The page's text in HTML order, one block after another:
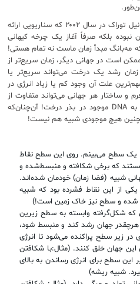
با این نظریه اشتاینهارد به همراه نیل توراک در سال ۲۰۰۲ که سناریویی ارائه
نبوده بلکه صرفاً آغاز یک چرخه کیهانی
مه‌بانگ مبدأ زمان ماست نه تمام هستی!
است در جهانی دیگر، زمان سریع‌تر از
زمان رشد یک درخت می‌تواند سریع‌تر یا
علت آن وجود کم یا زیاد انرژی در
ساختار هر جهانی می‌تواند متفاوت از
دیگری باشد این دقیقاً برمی‌گردد به DNA موجود در بذر درخت! آن‌چنان‌که
هیچ موجودی شبیه هم نیست!
یک سطح می‌بینم. روی این سطح نقاط
که برخی شکافته و منبسط‌شده و
شبیه (فضا زمان) خودمان شده‌اند.
از این نقاط فشرده بود که شبیه
شده و سطح نیز خاک زمین است!)
که شکل‌گرفته وابسته به سطح زیرین
جهان رشد کند و منبسط شود،
زیر سطح پراکنده می‌شود تا انرژی
این جهان خلق کنند. (مثال:‌با شکافتن
این سطح برای انرژی رساندن به بالای
شبیه ریشه)